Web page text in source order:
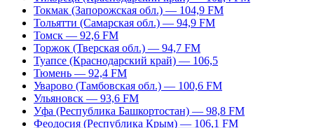
Токмак (Запорожская обл.) — 104,9 FM
Тольятти (Самарская обл.) — 94,9 FM
Томск — 92,6 FM
Торжок (Тверская обл.) — 94,7 FM
Туапсе (Краснодарский край) — 106,5
Тюмень — 92,4 FM
Уварово (Тамбовская обл.) — 100,6 FM
Ульяновск — 93,6 FM
Уфа (Республика Башкортостан) — 98,8 FM
Феодосия (Республика Крым) — 106,1 FM